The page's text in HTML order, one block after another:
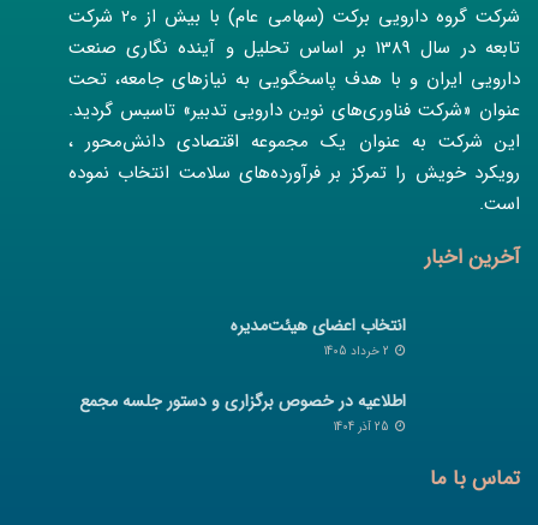
شرکت گروه دارویی برکت (سهامی عام) با بیش از 20 شرکت
تابعه در سال 1389 بر اساس تحلیل و آینده نگاری صنعت
دارویی ایران و با هدف پاسخگویی به نیازهای جامعه، تحت
عنوان «شرکت فناوری‌های نوین دارویی تدبیر» تاسیس گردید.
این شرکت به عنوان یک مجموعه اقتصادی دانش‌محور ،
رویکرد خویش را تمرکز بر فرآورده‌های سلامت انتخاب نموده
است.
آخرین اخبار
انتخاب اعضای هیئت‌مدیره
اطلاعیه در خصوص برگزاری و دستور جلسه مجمع
تماس با ما